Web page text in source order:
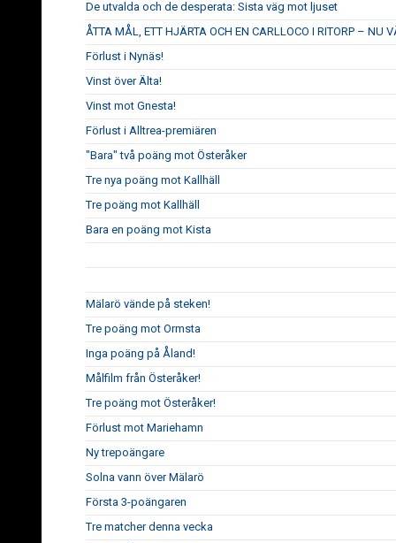
De utvalda och de desperata: Sista väg mot ljuset
ÅTTA MÅL, ETT HJÄRTA OCH EN CARLLOCO I RITORP – NU
Förlust i Nynäs!
Vinst över Älta!
Vinst mot Gnesta!
Förlust i Alltrea-premiären
"Bara" två poäng mot Österåker
Tre nya poäng mot Kallhäll
Tre poäng mot Kallhäll
Bara en poäng mot Kista
Mälarö vände på steken!
Tre poäng mot Ormsta
Inga poäng på Åland!
Målfilm från Österåker!
Tre poäng mot Österåker!
Förlust mot Mariehamn
Ny trepoängare
Solna vann över Mälarö
Första 3-poängaren
Tre matcher denna vecka